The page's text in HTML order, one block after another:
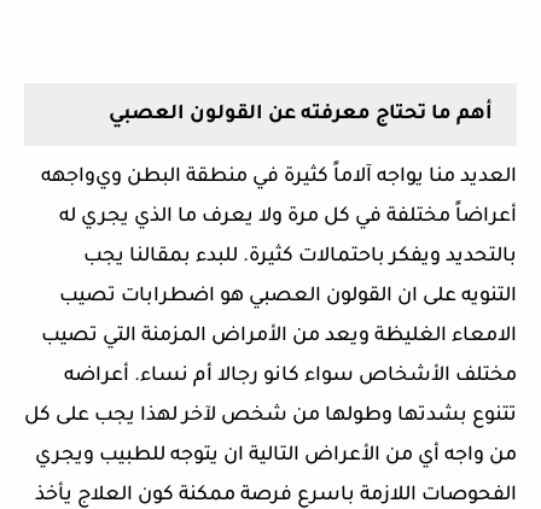
أهم ما تحتاج معرفته عن القولون العصبي
العديد منا يواجه آلاماً كثيرة في منطقة البطن ويواجهه
أعراضاً مختلفة في كل مرة ولا يعرف ما الذي يجري له
بالتحديد ويفكر باحتمالات كثيرة. للبدء بمقالنا يجب
التنويه على ان القولون العصبي هو اضطرابات تصيب
الامعاء الغليظة ويعد من الأمراض المزمنة التي تصيب
مختلف الأشخاص سواء كانو رجالا أم نساء. أعراضه
تتنوع بشدتها وطولها من شخص لآخر لهذا يجب على كل
من واجه أي من الأعراض التالية ان يتوجه للطبيب ويجري
الفحوصات اللازمة باسرع فرصة ممكنة كون العلاج يأخذ